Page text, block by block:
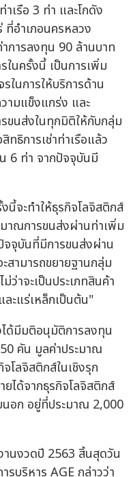
เรือ 3 ท่า และโกดัง
อำเภอนครหลวง
การลงทุน 90 ล้านบาท
ในครั้งนี้ เป็นการเพิ่ม
ในการให้บริการด้าน
ามแข็งแกร่ง และ
ขนส่งในทุกมิติให้กับกลุ่ม
ธิการเช่าท่าเรือแล้ว
6 ท่า จากปัจจุบันมี
นี้จะทำให้ธุรกิจโลจิสติกส์
าณการขนส่งผ่านท่าเพิ่ม
จุบันที่มีการขนส่งผ่าน
ามารถขยายฐานกลุ่ม
ว่าจะเป็นประเภทสินค้า
ะแร่เหล็กเป็นต้น"
ด้มีมติอนุมัติการลงทุน
คัน มูลค่าประมาณ
โลจิสติกส์ในเชิงรุก
ยได้จากธุรกิจโลจิสติกส์
นอก อยู่ที่ประมาณ 2,000
านงวดปี 2563 สิ้นสุดวัน
รบริหาร AGE กล่าวว่า